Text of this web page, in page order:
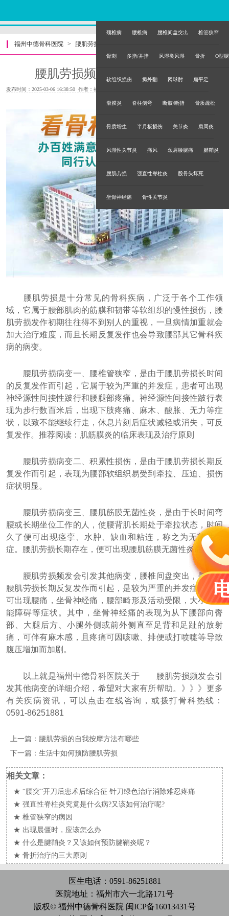
颈椎病 腰椎病 腰椎间盘突出 椎管狭窄
骨刺 多指/并指 风湿类风湿 骨折 O型腿
软组织损伤 拇外翻 网球肘 扁平足
滑膜炎 脊柱侧弯 断肢/断指 骨质疏松
骨质增生 半月板损伤 关节炎 肩周炎
风湿性关节炎 痛风 颈肩腰腿痛 腱鞘炎
腰肌劳损 强直性脊柱炎 股骨头坏死
坐骨神经痛 骨性关节炎
福州中德骨科医院 > 腰肌劳损
腰肌劳损频发会引发其他病变
发布时间：2025-03-06 16:38:50 作者：福州中德骨科医院
腰肌劳损是十分常见的骨科疾病，广泛于各个工作领
域，它属于腰部肌肉的筋膜和韧带等软组织的慢性损伤，腰
肌劳损发作初期往往得不到别人的重视，一旦病情加重就会
加大治疗难度，而且长期反复发作也会导致腰部其它骨科疾
病的病变。
腰肌劳损病变一、腰椎管狭窄，是由于腰肌劳损长时间
的反复发作而引起，它属于较为严重的并发症，患者可出现
神经源性间接性跛行和腰腿部疼痛。神经源性间接性跛行表
现为步行数百米后，出现下肢疼痛、麻木、酸胀、无力等症
状，以致不能继续行走，休息片刻后症状减轻或消失，可反
复发作。推荐阅读：肌筋膜炎的临床表现及治疗原则
腰肌劳损病变二、积累性损伤，是由于腰肌劳损长期反
复发作而引起，表现为腰部软组织易受到牵拉、压迫、损伤
症状明显。
腰肌劳损病变三、腰肌筋膜无菌性炎，是由于长时间弯
腰或长期坐位工作的人，使腰背肌长期处于牵拉状态，时间
久了便可出现痉挛、水肿、缺血和粘连，称之为无菌性炎
症。腰肌劳损长期存在，便可出现腰肌筋膜无菌性炎症。
腰肌劳损频发会引发其他病变，腰椎间盘突出，是由于
腰肌劳损长期反复发作而引起，是较为严重的并发症。患者
可出现腰痛，坐骨神经痛，腰部畸形及活动受限，大小便功
能障碍等症状。其中，坐骨神经痛的表现为从下腰部向臀
部、大腿后方、小腿外侧或前外侧直至足背和足趾的放射
痛，可伴有麻木感，且疼痛可因咳嗽、排便或打喷嚏等导致
腹压增加而加剧。
以上就是福州中德骨科医院关于 腰肌劳损频发会引
发其他病变的详细介绍，希望对大家有所帮助。》》》 更多
有关疾病资讯，可以点击在线咨询，或拨打骨科热线：
0591-86251881
上一篇： 腰肌劳损的自我按摩方法有哪些
下一篇：生活中如何预防腰肌劳损
相关文章：
★“腰突”开刀后患术后综合征 针刀绿色治疗消除难忍疼痛
★强直性脊柱炎究竟是什么病?又该如何治疗呢?
★椎管狭窄的病因
★ 出现晨僵时，应该怎么办
★什么是腱鞘炎？又该如何预防腱鞘炎呢？
★骨折治疗的三大原则
医生电话：0591-86251881
医院地址：福州市六一北路171号
版权© 福州中德骨科医院 闽ICP备16013431号